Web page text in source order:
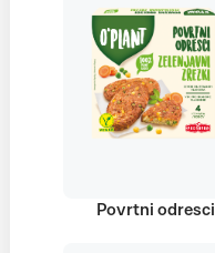
Povrtni odresci